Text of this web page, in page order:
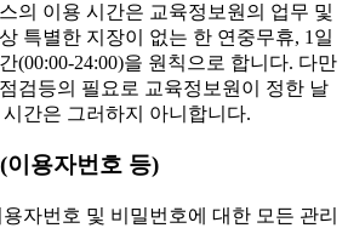
의 이용 시간은 교육정보원의 업무 및
특별한 지장이 없는 한 연중무휴, 1일
(00:00-24:00)을 원칙으로 합니다. 다만
검등의 필요로 교육정보원이 정한 날
시간은 그러하지 아니합니다.
이용자번호 등)
자번호 및 비밀번호에 대한 모든 관리